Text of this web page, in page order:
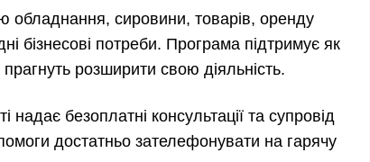
обладнання, сировини, товарів, оренду
бізнесові потреби. Програма підтримує як
прагнуть розширити свою діяльність.
безоплатні консультації та супровід
достатньо зателефонувати на гарячу